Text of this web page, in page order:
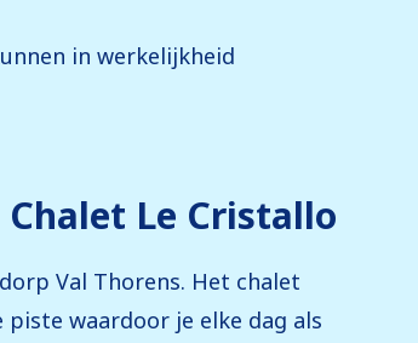
in werkelijkheid
Chalet Le Cristallo
Val Thorens. Het chalet
waardoor je elke dag als